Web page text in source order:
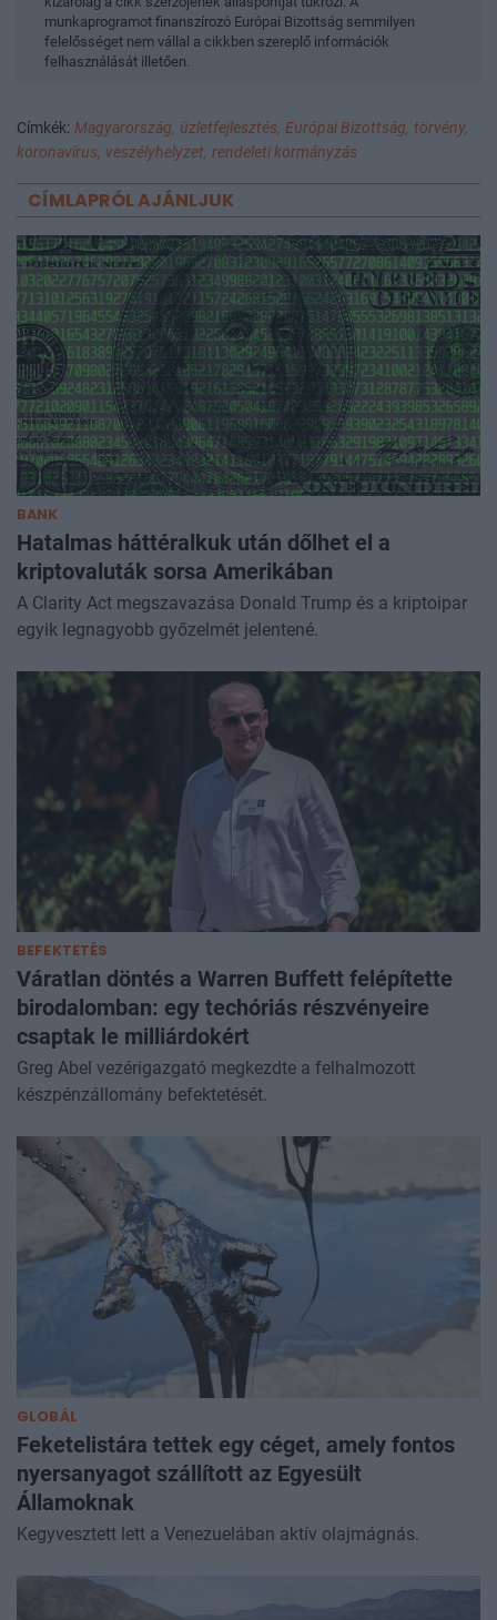
munkaprogramot finanszírozó Európai Bizottság semmilyen
felelősséget nem vállal a cikkben szereplő információk
felhasználását illetően.
Címkék: Magyarország, üzletfejlesztés, Európai Bizottság, törvény,
koronavírus, veszélyhelyzet, rendeleti kormányzás
CÍMLAPRÓL AJÁNLJUK
BANK
Hatalmas háttéralkuk után dőlhet el a
kriptovaluták sorsa Amerikában
A Clarity Act megszavazása Donald Trump és a kriptoipar
egyik legnagyobb győzelmét jelentené.
BEFEKTETÉS
Váratlan döntés a Warren Buffett felépítette
birodalomban: egy techóriás részvényeire
csaptak le milliárdokért
Greg Abel vezérigazgató megkezdte a felhalmozott
készpénzállomány befektetését.
GLOBÁL
Feketelistára tettek egy céget, amely fontos
nyersanyagot szállított az Egyesült
Államoknak
Kegyvesztett lett a Venezuelában aktív olajmágnás.